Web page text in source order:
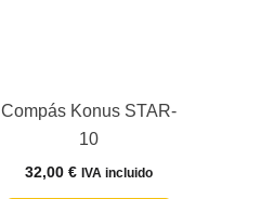
Compás Konus STAR-
10
32,00€ IVA incluido